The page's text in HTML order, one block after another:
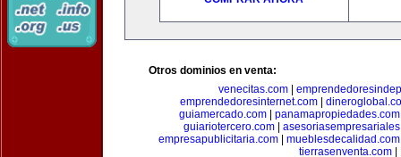
Otros dominios en venta:
venecitas.com|
emprendedoresinternet.com
guiamercado.com| panamapropiedades.com
guiariotercero.com|
empresapublicitaria.com| mueblesdecalidad.com
tierrasenventa.com